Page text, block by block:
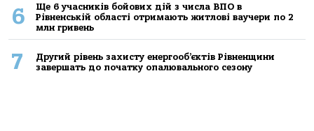
6
Ще 6 учасників бойових дій з числа ВПО в
Рівненській області отримають житлові ваучери по 2
млн гривень
7
Другий рівень захисту енергооб’єктів Рівненщини
завершать до початку опалювального сезону